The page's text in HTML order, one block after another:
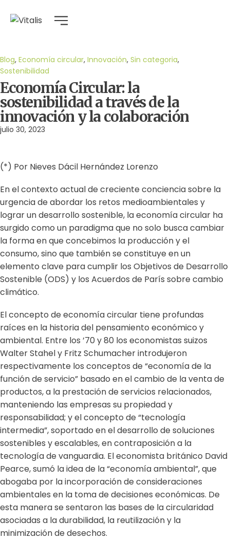
Blog, Economía circular, Innovación, Sin categoria,
Sostenibilidad
Economía Circular: la
sostenibilidad a través de la
innovación y la colaboración
julio 30, 2023
(*) Por Nieves Dácil Hernández Lorenzo
En el contexto actual de creciente conciencia sobre la
urgencia de abordar los retos medioambientales y
lograr un desarrollo sostenible, la economía circular ha
surgido como un paradigma que no solo busca cambiar
la forma en que concebimos la producción y el
consumo, sino que también se constituye en un
elemento clave para cumplir los Objetivos de Desarrollo
Sostenible (ODS) y los Acuerdos de París sobre cambio
climático.
El concepto de economía circular tiene profundas
raíces en la historia del pensamiento económico y
ambiental. Entre los ’70 y 80 los economistas suizos
Walter Stahel y Fritz Schumacher introdujeron
respectivamente los conceptos de “economía de la
función de servicio” basado en el cambio de la venta de
productos, a la prestación de servicios relacionados,
manteniendo las empresas su propiedad y
responsabilidad; y el concepto de “tecnología
intermedia”, soportado en el desarrollo de soluciones
sostenibles y escalables, en contraposición a la
tecnología de vanguardia. El economista británico David
Pearce, sumó la idea de la “economía ambiental”, que
abogaba por la incorporación de consideraciones
ambientales en la toma de decisiones económicas. De
esta manera se sentaron las bases de la circularidad
asociadas a la durabilidad, la reutilización y la
minimización de desechos.